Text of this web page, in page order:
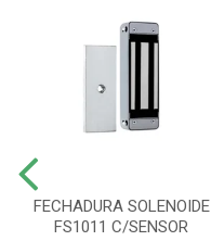
FECHADURA SOLENOIDE
FS1011 C/SENSOR